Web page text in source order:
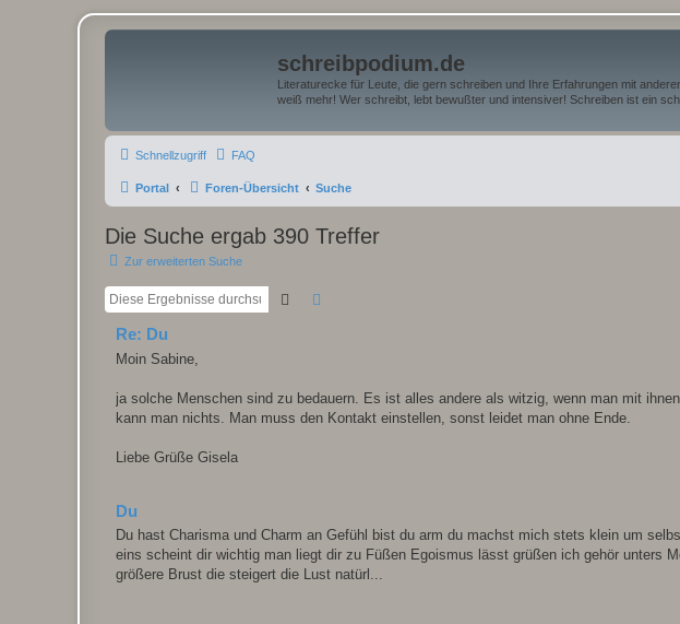
schreibpodium.de
Literaturecke für Leute, die gern schreiben und Ihre Erfahrungen mit
weiß mehr! Wer schreibt, lebt bewußter und intensiver! Schreiben ist ein
Schnellzugriff FAQ
Portal Foren-Übersicht Suche
Die Suche ergab 390 Treffer
Zur erweiterten Suche
Suche
Re: Du
Moin Sabine,
ja solche Menschen sind zu bedauern. Es ist alles andere als witzig, wenn man mit
kann man nichts. Man muss den Kontakt einstellen, sonst leidet man ohne Ende.
Liebe Grüße Gisela
Du
Du hast Charisma und Charm an Gefühl bist du arm du machst mich stets klein um
eins scheint dir wichtig man liegt dir zu Füßen Egoismus lässt grüßen ich gehör unters
größere Brust die steigert die Lust natürl...